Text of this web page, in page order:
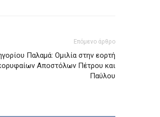
Επόμενο άρθρο
Παλαμά: Ομιλία στην εορτή
Αποστόλων Πέτρου και
Παύλου